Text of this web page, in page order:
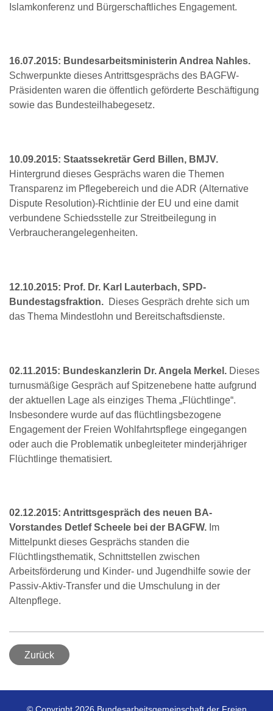
Islamkonferenz und Bürgerschaftliches Engagement.
16.07.2015: Bundesarbeitsministerin Andrea Nahles.
Schwerpunkte dieses Antrittsgesprächs des BAGFW-
Präsidenten waren die öffentlich geförderte Beschäftigung
sowie das Bundesteilhabegesetz.
10.09.2015: Staatssekretär Gerd Billen, BMJV.
Hintergrund dieses Gesprächs waren die Themen
Transparenz im Pflegebereich und die ADR (Alternative
Dispute Resolution)-Richtlinie der EU und eine damit
verbundene Schiedsstelle zur Streitbeilegung in
Verbraucherangelegenheiten.
12.10.2015: Prof. Dr. Karl Lauterbach, SPD-
Bundestagsfraktion. Dieses Gespräch drehte sich um
das Thema Mindestlohn und Bereitschaftsdienste.
02.11.2015: Bundeskanzlerin Dr. Angela Merkel. Dieses
turnusmäßige Gespräch auf Spitzenebene hatte aufgrund
der aktuellen Lage als einziges Thema „Flüchtlinge“.
Insbesondere wurde auf das flüchtlingsbezogene
Engagement der Freien Wohlfahrtspflege eingegangen
oder auch die Problematik unbegleiteter minderjähriger
Flüchtlinge thematisiert.
02.12.2015: Antrittsgespräch des neuen BA-
Vorstandes Detlef Scheele bei der BAGFW. Im
Mittelpunkt dieses Gesprächs standen die
Flüchtlingsthematik, Schnittstellen zwischen
Arbeitsförderung und Kinder- und Jugendhilfe sowie der
Passiv-Aktiv-Transfer und die Umschulung in der
Altenpflege.
Zurück